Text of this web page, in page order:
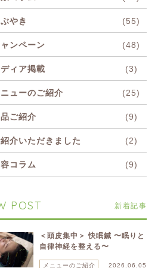
やき (55)
ンペーン (48)
ィア掲載 (3)
ューのご紹介 (25)
ご紹介 (9)
介いただきました (2)
コラム (9)
POST 新着記事
＜頭皮集中＞ 快眠鍼 〜眠りと
自律神経を整える〜
メニューのご紹介 2026.06.05